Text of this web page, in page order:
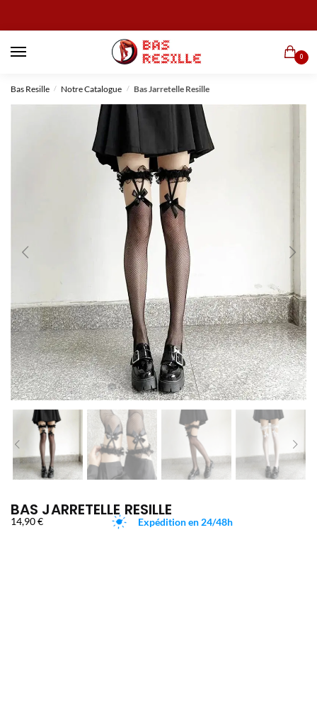
0
Bas Resille / Notre Catalogue / Bas Jarretelle Resille
BAS JARRETELLE RESILLE
14,90€ Expédition en 24/48h